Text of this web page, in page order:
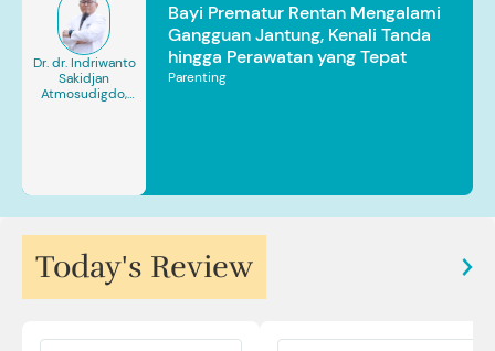
Dr. dr. Indriwanto
Sakidjan
Atmosudigdo,
Bayi Prematur Rentan Mengalami
Gangguan Jantung, Kenali Tanda
hingga Perawatan yang Tepat
Parenting
Today's Review